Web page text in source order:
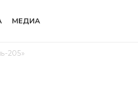
МЕДИА
205»